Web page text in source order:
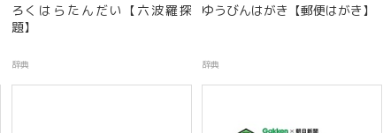
ろくはらたんだい【六波羅探
題】
辞典
ゆうびんはがき【郵便はがき】
辞典